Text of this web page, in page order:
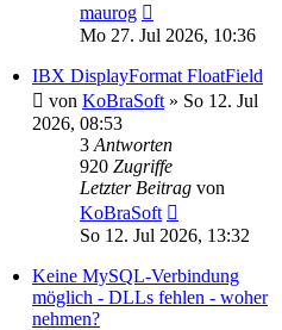
maurog
Mo 27. Jul 2026, 10:36
IBX DisplayFormat FloatField
von KoBraSoft » So 12. Jul
2026, 08:53
3 Antworten
920 Zugriffe
Letzter Beitrag von
KoBraSoft
So 12. Jul 2026, 13:32
Keine MySQL-Verbindung
möglich - DLLs fehlen - woher
nehmen?